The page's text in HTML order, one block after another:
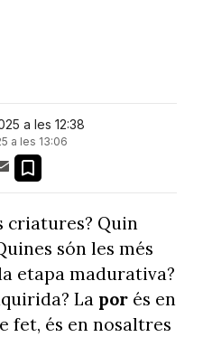
a les 12:38
a les 13:06
Email
criatures? Quin
són les més
etapa madurativa?
La porés en
fet, és en nosaltres